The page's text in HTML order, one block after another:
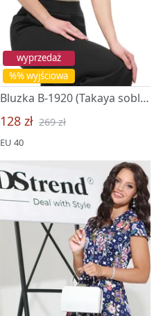
%% wyjściowa
wyprzedaż
Bluzka B-1920 (Takaya soblaznitelnaya, gold)
128 zł 269 zł
EU 40